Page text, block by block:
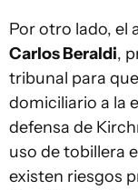
Por otro lado, el
Carlos Beraldi,
tribunal para
domiciliario a la
defensa de
uso de tobillera
existen riesgos